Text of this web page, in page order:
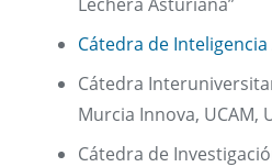
Cátedra de
Cátedra
Murcia Innova, UCAM,
Cátedra de